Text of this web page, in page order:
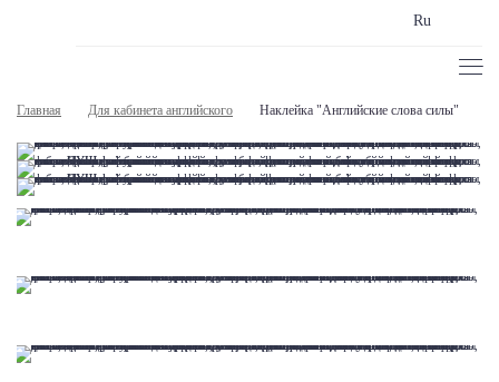
Ru
Главная Для кабинета английского Наклейка "Английские слова силы"